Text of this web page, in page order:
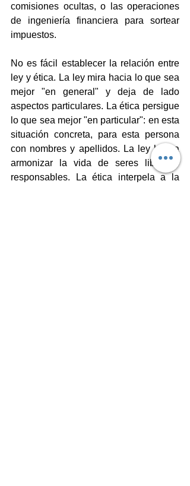
comisiones ocultas, o las operaciones
de ingeniería financiera para sortear
impuestos.
No es fácil establecer la relación entre
ley y ética. La ley mira hacia lo que sea
mejor "en general" y deja de lado
aspectos particulares. La ética persigue
lo que sea mejor "en particular": en esta
situación concreta, para esta persona
con nombres y apellidos. La ley busca
armonizar la vida de seres libres y
responsables. La ética interpela a la